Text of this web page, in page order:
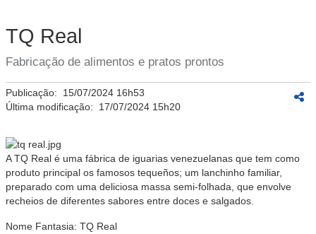
TQ Real
Fabricação de alimentos e pratos prontos
Publicação: 15/07/2024 16h53
Última modificação: 17/07/2024 15h20
A TQ Real é uma fábrica de iguarias venezuelanas que tem como
produto principal os famosos tequeños; um lanchinho familiar,
preparado com uma deliciosa massa semi-folhada, que envolve
recheios de diferentes sabores entre doces e salgados.
Nome Fantasia: TQ Real